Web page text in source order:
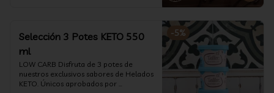
-5%
Selección 3 Potes KETO 550
ml
LOW CARB Disfruta de 3 potes de
nuestros exclusivos sabores de Helados
KETO. Únicos aprobados por